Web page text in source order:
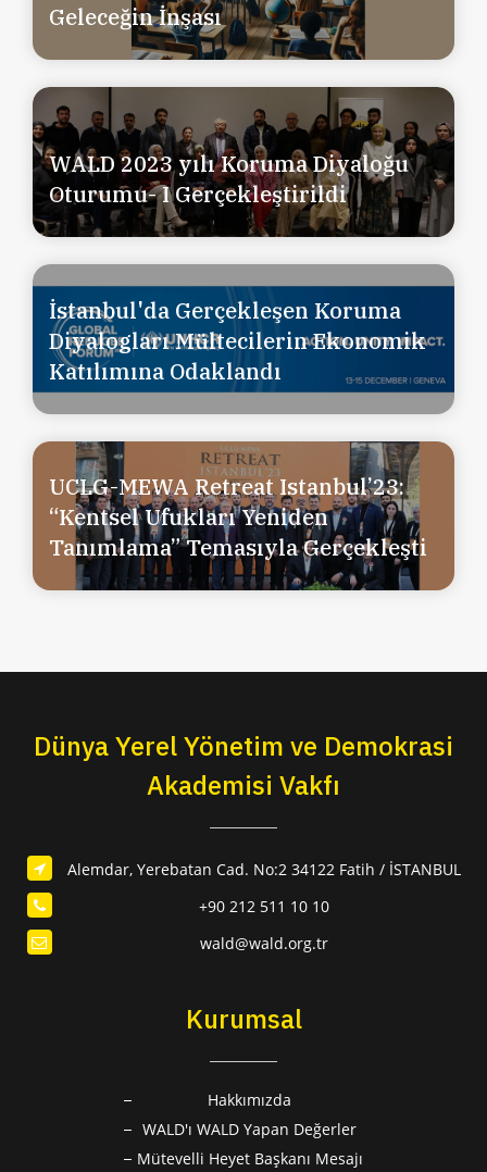
Geleceğin İnşası
WALD 2023 yılı Koruma Diyaloğu
Oturumu- I Gerçekleştirildi
İstanbul'da Gerçekleşen Koruma
Diyalogları Mültecilerin Ekonomik
Katılımına Odaklandı
UCLG-MEWA Retreat Istanbul’23:
“Kentsel Ufukları Yeniden
Tanımlama” Temasıyla Gerçekleşti
Dünya Yerel Yönetim ve Demokrasi
Akademisi Vakfı
Alemdar, Yerebatan Cad. No:2 34122 Fatih / İSTANBUL
+90 212 511 10 10
wald@wald.org.tr
Kurumsal
Hakkımızda
WALD'ı WALD Yapan Değerler
Mütevelli Heyet Başkanı Mesajı